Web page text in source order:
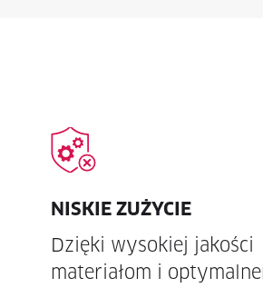
Dzięki wysokiej jakości
materiałom i
NISKIE ZUŻYCIE